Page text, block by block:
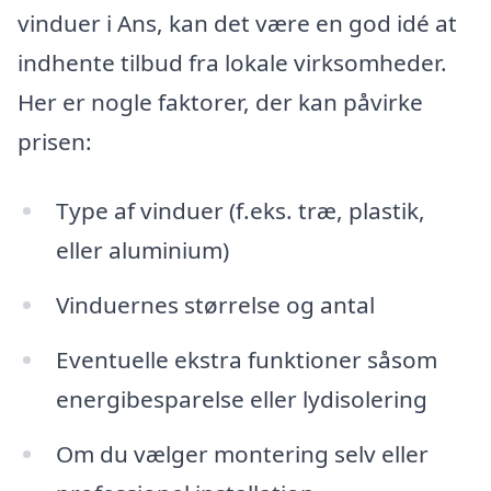
vinduer i Ans, kan det være en god idé at
indhente tilbud fra lokale virksomheder.
Her er nogle faktorer, der kan påvirke
prisen:
Type af vinduer (f.eks. træ, plastik,
eller aluminium)
Vinduernes størrelse og antal
Eventuelle ekstra funktioner såsom
energibesparelse eller lydisolering
Om du vælger montering selv eller